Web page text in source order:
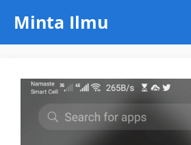
content
Minta Ilmu